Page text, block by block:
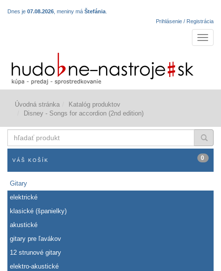
Dnes je 07.08.2026 , meniny má Štefánia
Prihlásenie / Registrácia
Úvodná stránka
Katalóg produktov
Disney - Songs for accordion (2nd edition)
produkt
VÁŠ KOŠÍK 0
Gitary
elektrické
klasické (španielky)
akustické
gitary pre ľavákov
12 strunové gitary
elektro-akustické